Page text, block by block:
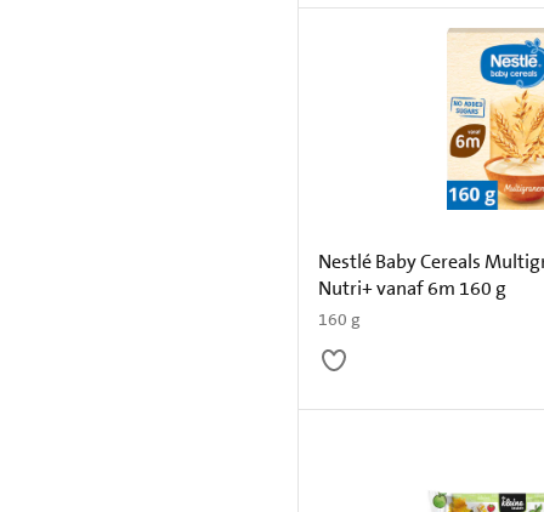
Nestlé Baby Cereals
Nutri+ vanaf 6m 160 g
160 g